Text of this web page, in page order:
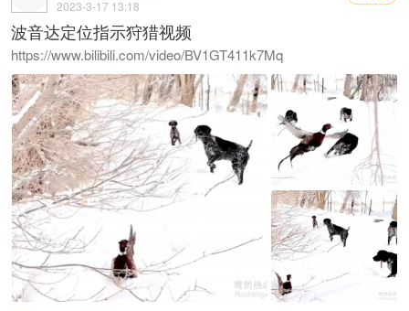
2023-3-17 13:18
波音达定位指示狩猎视频
https://www.bilibili.com/video/BV1GT411k7Mq